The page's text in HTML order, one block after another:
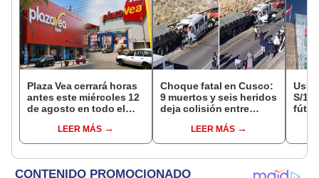
Plaza Vea cerrará horas
antes este miércoles 12
de agosto en todo el
hasta las 7 p.m.
LEER MÁS
Choque fatal en Cusco:
9 muertos y seis heridos
deja colisión entre
EspinarLEER MÁS
S/